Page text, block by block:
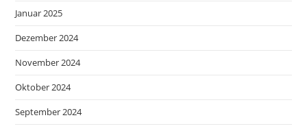
Januar 2025
Dezember 2024
November 2024
Oktober 2024
September 2024